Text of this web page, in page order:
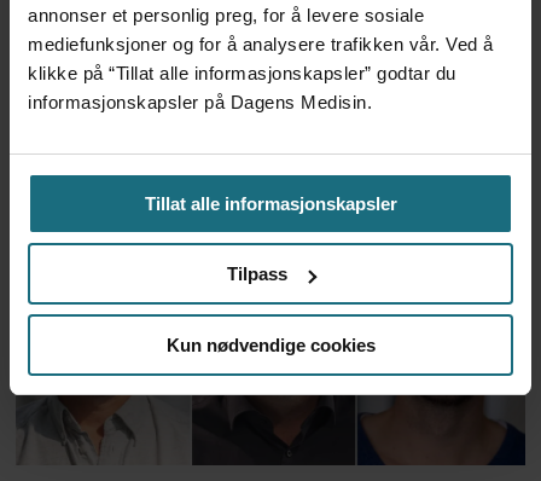
annonser et personlig preg, for å levere sosiale
mediefunksjoner og for å analysere trafikken vår. Ved å
klikke på “Tillat alle informasjonskapsler” godtar du
informasjonskapsler på Dagens Medisin.
Tillat alle informasjonskapsler
Tilpass
Kun nødvendige cookies
har problemer